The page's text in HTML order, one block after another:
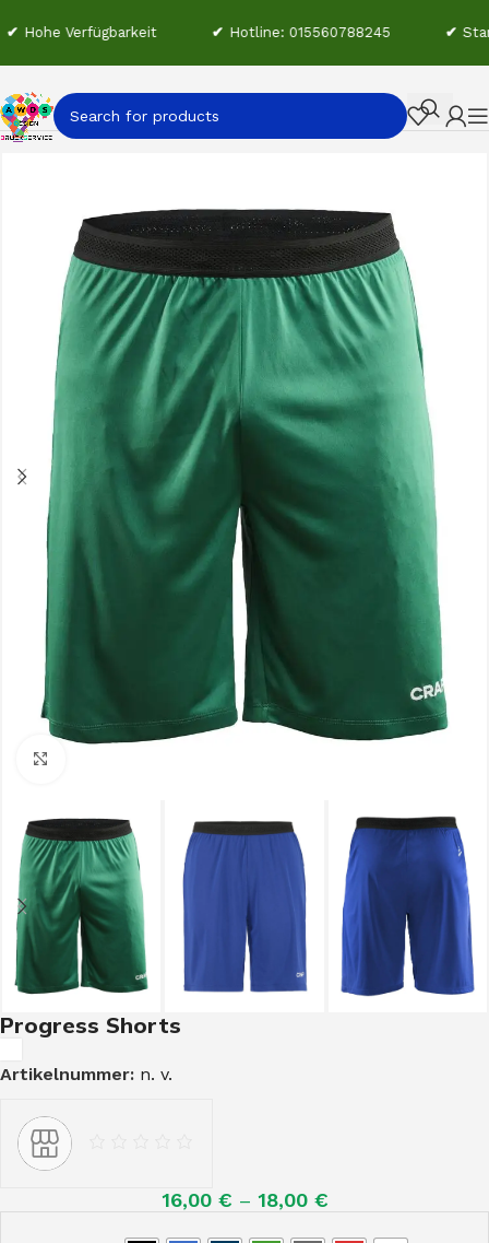
Hohe Verfügbarkeit Hotline: 015560788245
Start Craft Teamwear
Progress Shorts
Artikelnummer: n. v.
16,00 € – 18,00 €